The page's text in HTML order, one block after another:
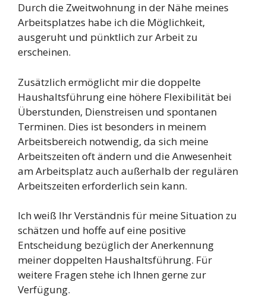
Durch die Zweitwohnung in der Nähe meines
Arbeitsplatzes habe ich die Möglichkeit,
ausgeruht und pünktlich zur Arbeit zu
erscheinen.
Zusätzlich ermöglicht mir die doppelte
Haushaltsführung eine höhere Flexibilität bei
Überstunden, Dienstreisen und spontanen
Terminen. Dies ist besonders in meinem
Arbeitsbereich notwendig, da sich meine
Arbeitszeiten oft ändern und die Anwesenheit
am Arbeitsplatz auch außerhalb der regulären
Arbeitszeiten erforderlich sein kann.
Ich weiß Ihr Verständnis für meine Situation zu
schätzen und hoffe auf eine positive
Entscheidung bezüglich der Anerkennung
meiner doppelten Haushaltsführung. Für
weitere Fragen stehe ich Ihnen gerne zur
Verfügung.